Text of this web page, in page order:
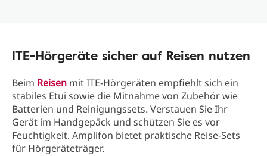
ITE-Hörgeräte sicher auf Reisen nutzen
Beim Reisen mit ITE-Hörgeräten empfiehlt sich ein
stabiles Etui sowie die Mitnahme von Zubehör wie
Batterien und Reinigungssets. Verstauen Sie Ihr
Gerät im Handgepäck und schützen Sie es vor
Feuchtigkeit. Amplifon bietet praktische Reise-Sets
für Hörgeräteträger.